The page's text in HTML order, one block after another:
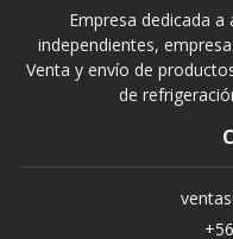
Empresa dedicada
independientes,
Venta y envío de
de